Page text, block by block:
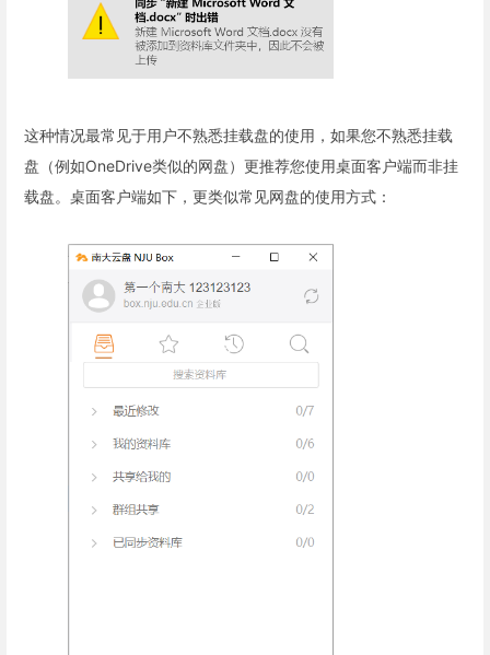
这种情况最常见于用户不熟悉挂载盘的使用，如果您不熟悉挂载
盘（例如OneDrive类似的网盘）更推荐您使用桌面客户端而非挂
载盘。桌面客户端如下，更类似常见网盘的使用方式：